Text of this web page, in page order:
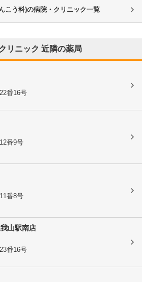
こう科)の病院・クリニック一覧
リニック 近隣の薬局
番16号
番9号
番8号
山駅南店
番16号